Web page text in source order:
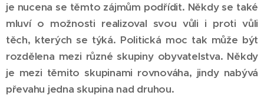
je nucena se těmto zájmům podřídit. Někdy se také
mluví o možnosti realizoval svou vůli i proti vůli
těch, kterých se týká. Politická moc tak může být
rozdělena mezi různé skupiny obyvatelstva. Někdy
je mezi těmito skupinami rovnováha, jindy nabývá
převahu jedna skupina nad druhou.